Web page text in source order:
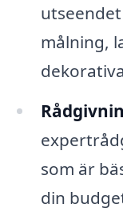
målning,
som är
din